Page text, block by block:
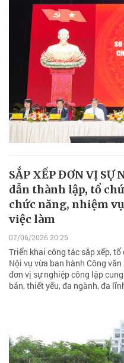
SẮP XẾP ĐƠN VỊ SỰ
dẫn thành lập, tổ
chức năng, nhiệm
việc làm
07/06/2026 20:25
Triển khai công tác sắp xếp,
Nội vụ vừa ban hành Công
đơn vị sự nghiệp công lập
bản, thiết yếu, đa ngành, đa